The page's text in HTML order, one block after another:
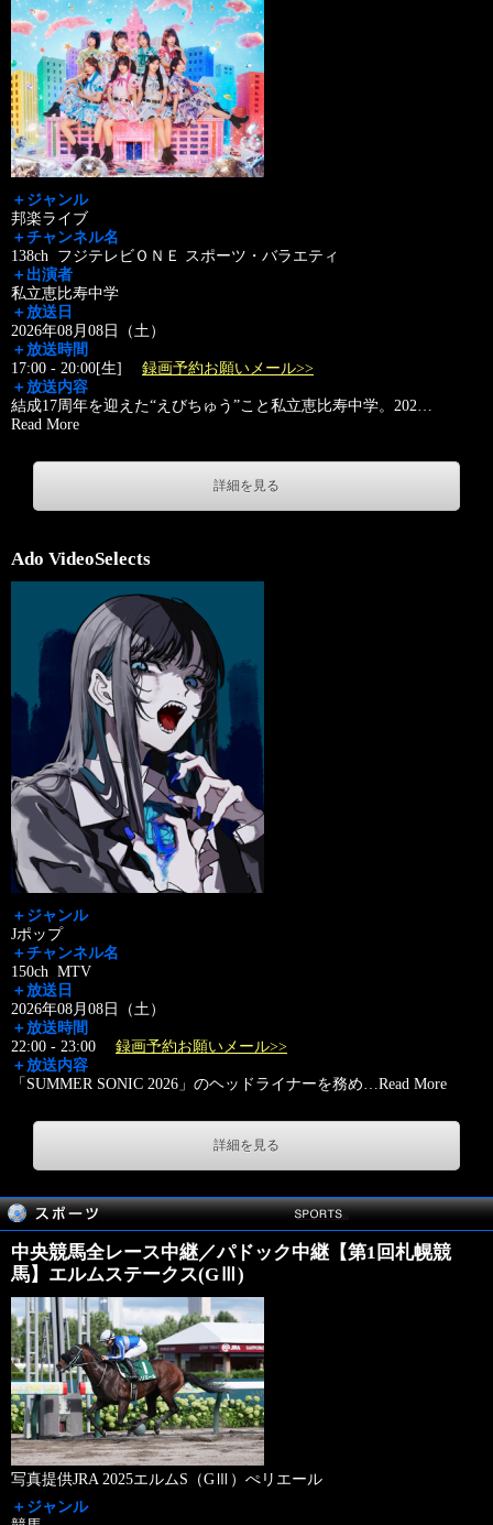
＋ジャンル
邦楽ライブ
＋チャンネル名
138ch フジテレビＯＮＥ スポーツ・バラエティ
＋出演者
私立恵比寿中学
＋放送日
2026年08月08日（土）
＋放送時間
17:00 - 20:00[生] 録画予約お願いメール>>
＋放送内容
結成17周年を迎えた“えびちゅう”こと私立恵比寿中学。202…
Read More
詳細を見る
Ado VideoSelects
＋ジャンル
Jポップ
＋チャンネル名
150ch MTV
＋放送日
2026年08月08日（土）
＋放送時間
22:00 - 23:00 録画予約お願いメール>>
＋放送内容
「SUMMER SONIC 2026」のヘッドライナーを務め…Read More
詳細を見る
中央競馬全レース中継／パドック中継【第1回札幌競
馬】エルムステークス(GⅢ)
写真提供JRA 2025エルムS（GⅢ）ぺリエール
＋ジャンル